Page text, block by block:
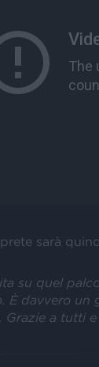
sarà
su quel
È davvero un
Grazie a tutti